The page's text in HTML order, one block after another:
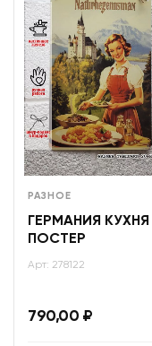
РАЗНОЕ
ГЕРМАНИЯ КУХНЯ
ПОСТЕР
Арт: 278122
790,00 ₽